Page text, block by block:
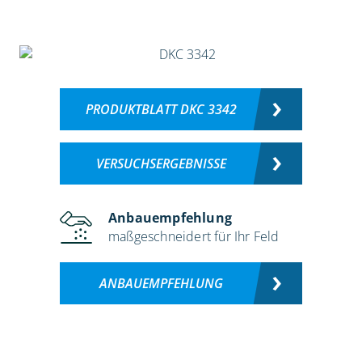
PRODUKTBLATT DKC 3342
VERSUCHSERGEBNISSE
Anbauempfehlung
maßgeschneidert für Ihr Feld
ANBAUEMPFEHLUNG